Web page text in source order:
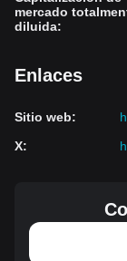
mercado
diluida:
Enlaces
Sitio web:
X: